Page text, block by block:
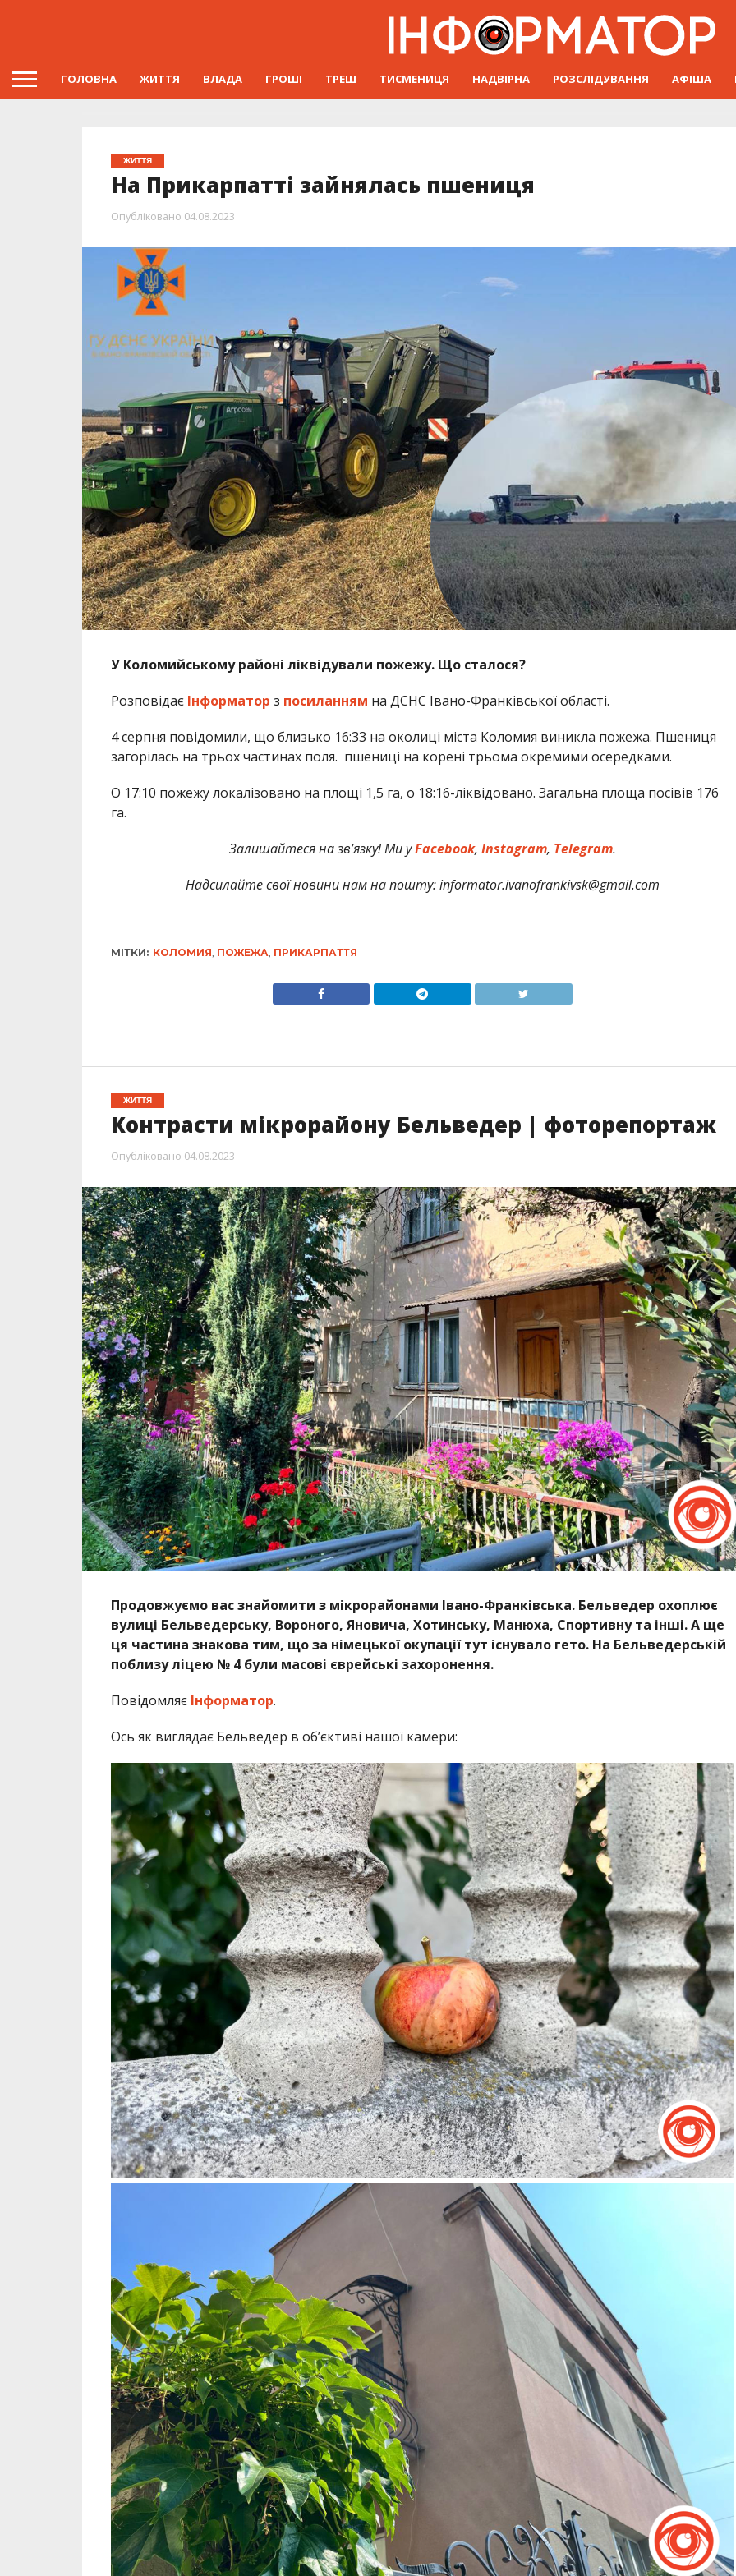
ГОЛОВНА ЖИТТЯ ВЛАДА ГРОШІ ТРЕШ ТИСМЕНИЦЯ НАДВІРНА РОЗСЛІДУВАННЯ АФІША
ЖИТТЯ
На Прикарпатті зайнялась пшениця
Опубліковано 04.08.2023
У Коломийському районі ліквідували пожежу. Що сталося?
Розповідає Інформатор з посиланням на ДСНС Івано-Франківської області.
4 серпня повідомили, що близько 16:33 на околиці міста Коломия виникла пожежа. Пшениця
загорілась на трьох частинах поля. пшениці на корені трьома окремими осередками.
О 17:10 пожежу локалізовано на площі 1,5 га, о 18:16-ліквідовано. Загальна площа посівів 176
га.
Залишайтеся на зв’язку! Ми уFacebook, Instagram, Telegram.
Надсилайте свої новини нам на пошту: informator.ivanofrankivsk@gmail.com
МІТКИ: КОЛОМИЯ, ПОЖЕЖА, ПРИКАРПАТТЯ
ЖИТТЯ
Контрасти мікрорайону Бельведер | фоторепортаж
Опубліковано 04.08.2023
Продовжуємо вас знайомити з мікрорайонами Івано-Франківська. Бельведер охоплює
вулиці Бельведерську, Вороного, Яновича, Хотинську, Манюха, Спортивну та інші. А ще
ця частина знакова тим, що за німецької окупації тут існувало гето. На Бельведерській
поблизу ліцею № 4 були масові єврейські захоронення.
ПовідомляєІнформатор.
Ось як виглядає Бельведер в об’єктиві нашої камери: